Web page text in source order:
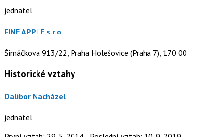
jednatel
FINE APPLE s.r.o.
Šimáčkova 913/22, Praha Holešovice (Praha 7), 170 00
Historické vztahy
Dalibor Nacházel
jednatel